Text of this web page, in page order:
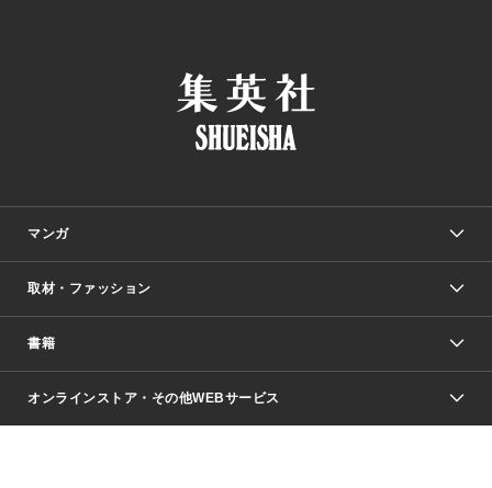
マンガ
少年マンガ
Vジャンプ
週刊ヤングジャンプ
少女マンガ
取材・ファッション
Seventeen
芸能・情報・スポーツ
書籍
文芸・文庫・総合
オンラインストア・その他WEBサービス